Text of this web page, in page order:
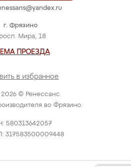
© Ренессанс.
во Фрязино.
580313642057
317583500009448
г. Фрязино
Мира, 18
ПРОЕЗДА
в избранное